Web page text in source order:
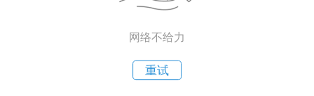
网络不给力
重试